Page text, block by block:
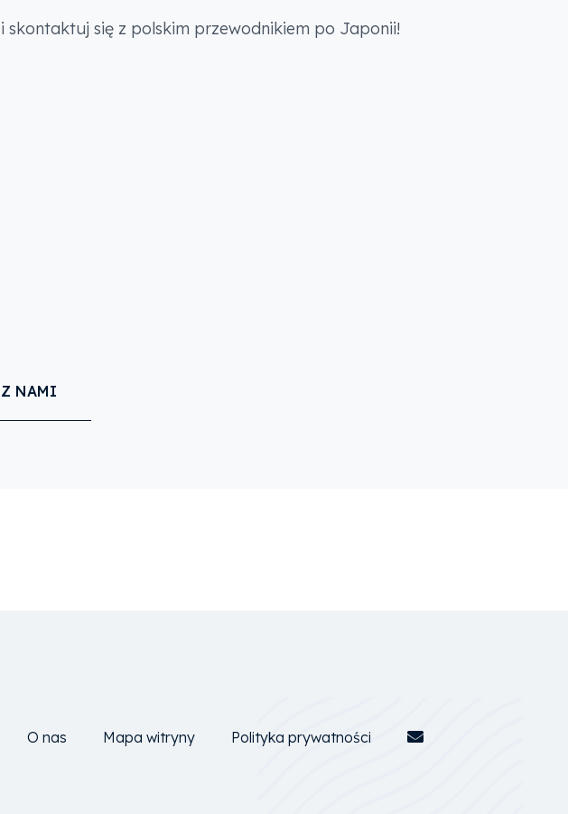
się z polskim przewodnikiem po Japonii!
NAMI
O nas Mapa witryny Polityka prywatności